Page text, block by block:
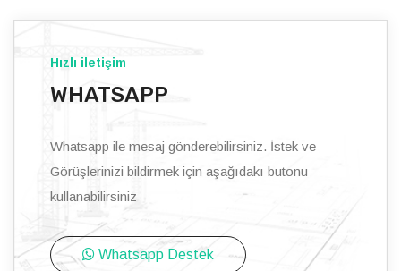
Hızlı iletişim
WHATSAPP
Whatsapp ile mesaj gönderebilirsiniz. İstek ve
Görüşlerinizi bildirmek için aşağıdakı butonu
kullanabilirsiniz
Whatsapp Destek